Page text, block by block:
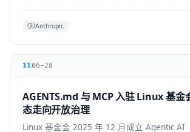
Anthropic
1106-28
AGENTS.md 与 MCP 入驻 Linux 基
态走向开放治理
Linux 基金会 2025 年 12 月成立 Agentic AI